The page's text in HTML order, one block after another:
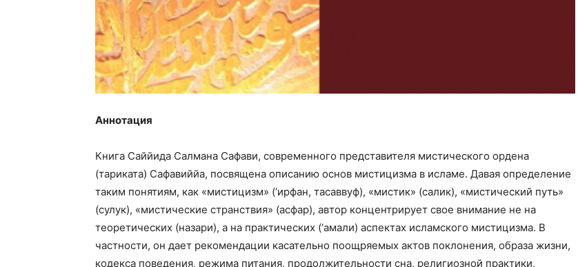
Аннотация
Книга Саййида Салмана Сафави, современного представителя мистического ордена
(тариката) Сафавиййа, посвящена описанию основ мистицизма в исламе. Давая определение
таким понятиям, как «мистицизм» (‘ирфан, тасаввуф), «мистик» (салик), «мистический путь»
(сулук), «мистические странствия» (асфар), автор концентрирует свое внимание не на
теоретических (назари), а на практических (‘амали) аспектах исламского мистицизма. В
частности, он дает рекомендации касательно поощряемых актов поклонения, образа жизни,
кодекса поведения, режима питания, продолжительности сна, религиозной практики,